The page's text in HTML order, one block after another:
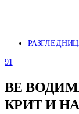
91
ВЕ
КРИТ И